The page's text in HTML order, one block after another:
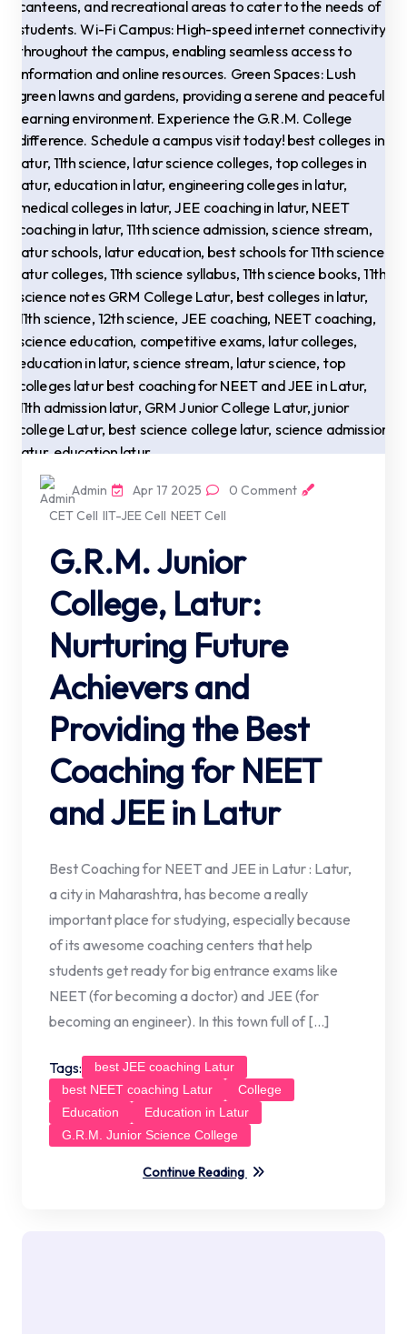
Admin Apr 17 2025
0 Comment
CET Cell IIT-JEE Cell NEET Cell
G.R.M. Junior
College, Latur:
Nurturing Future
Achievers and
Providing the Best
Coaching for NEET
and JEE in Latur
Best Coaching for NEET and JEE in Latur : Latur,
a city in Maharashtra, has become a really
important place for studying, especially because
of its awesome coaching centers that help
students get ready for big entrance exams like
NEET (for becoming a doctor) and JEE (for
becoming an engineer). In this town full of […]
Tags:
best JEE coaching Latur
best NEET coaching Latur
College
Education
Education in Latur
G.R.M. Junior Science College
Continue Reading